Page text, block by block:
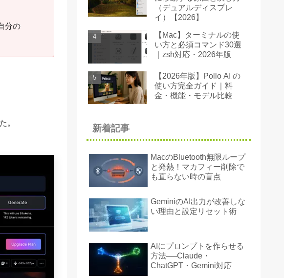
分の
。
（デュアルディスプレ
イ）【2026】
【Mac】ターミナルの使
い方と必須コマンド30選
｜zsh対応・2026年版
【2026年版】Pollo AI の
使い方完全ガイド｜料
金・機能・モデル比較
新着記事
MacのBluetooth無限ループ
と発熱！マカフィー削除で
も直らない時の盲点
GeminiのAI出力が改善しな
い理由と設定リセット術
AIにプロンプトを作らせる
方法──Claude・
ChatGPT・Gemini対応